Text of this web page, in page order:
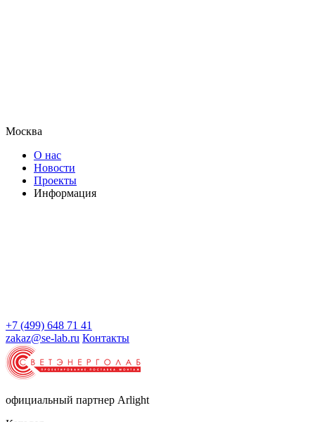
Москва
О нас
Новости
Проекты
Информация
+7 (499) 648 71 41
zakaz@se-lab.ru Контакты
официальный партнер Arlight